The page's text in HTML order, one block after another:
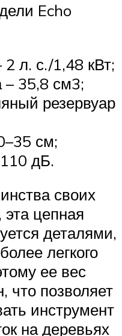
Echo
л. с./1,48 кВт;
35,8 см3;
резервуар
см;
дБ.
своих
цепная
деталями,
легкого
ее вес
что позволяет
инструмент
на деревьях